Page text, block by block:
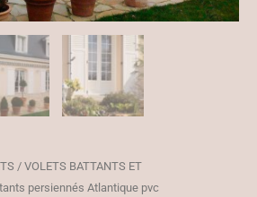
/ VOLETS BATTANTS ET
persiennés Atlantique pvc